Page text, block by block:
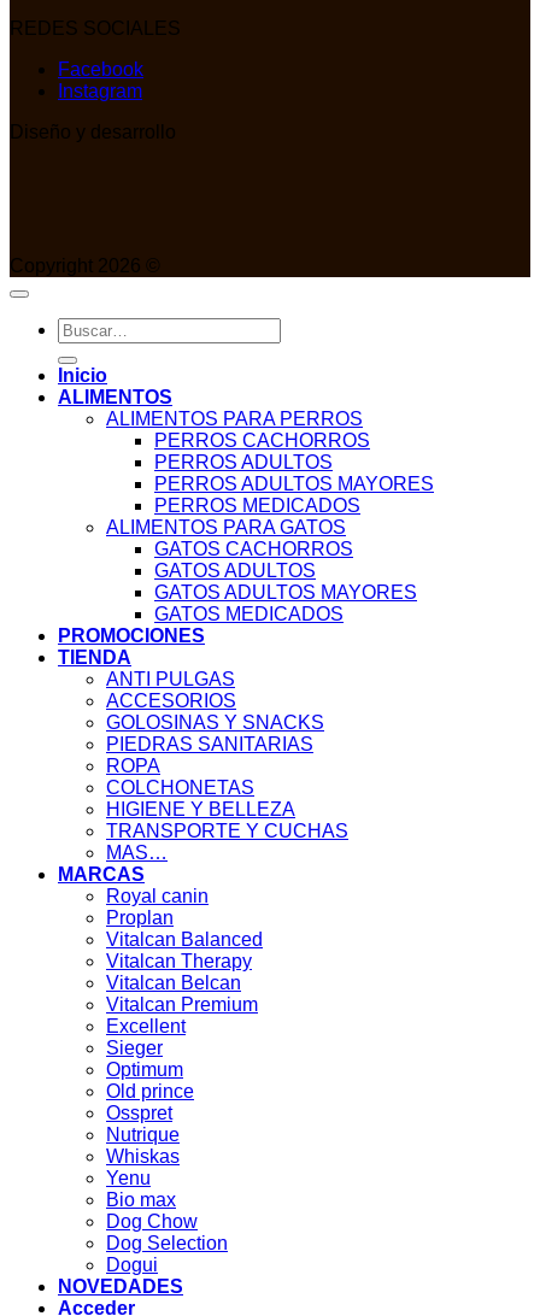
REDES SOCIALES
Facebook
Instagram
Diseño y desarrollo
Copyright 2026 ©
Buscar
por:
Inicio
ALIMENTOS
ALIMENTOS PARA PERROS
PERROS CACHORROS
PERROS ADULTOS
PERROS ADULTOS MAYORES
PERROS MEDICADOS
ALIMENTOS PARA GATOS
GATOS CACHORROS
GATOS ADULTOS
GATOS ADULTOS MAYORES
GATOS MEDICADOS
PROMOCIONES
TIENDA
ANTI PULGAS
ACCESORIOS
GOLOSINAS Y SNACKS
PIEDRAS SANITARIAS
ROPA
COLCHONETAS
HIGIENE Y BELLEZA
TRANSPORTE Y CUCHAS
MAS…
MARCAS
Royal canin
Proplan
Vitalcan Balanced
Vitalcan Therapy
Vitalcan Belcan
Vitalcan Premium
Excellent
Sieger
Optimum
Old prince
Osspret
Nutrique
Whiskas
Yenu
Bio max
Dog Chow
Dog Selection
Dogui
NOVEDADES
Acceder